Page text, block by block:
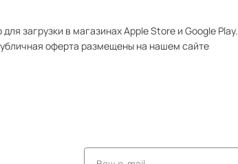
загрузки в магазинах Apple Store и Google Play.
оферта размещены на нашем сайте